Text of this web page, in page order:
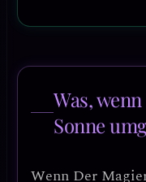
Was,
Sonne
Wenn Der